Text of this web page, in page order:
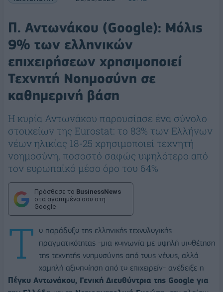
Π. Αντωνάκου (Google): Μόλις
9% των ελληνικών
επιχειρήσεων χρησιμοποιεί
Τεχνητή Νοημοσύνη σε
καθημερινή βάση
Η κυρία Αντωνάκου παρουσίασε ένα σύνολο
στοιχείων της Eurostat: το 83% των Ελλήνων
νέων ηλικίας 18-25 χρησιμοποιεί τεχνητή
νοημοσύνη, ποσοστό σαφώς υψηλότερο από
τον ευρωπαϊκό μέσο όρο του 64%
Πρόσθεσε το BusinessNews
στα αγαπημένα σου στη
Google
Τ
ο παράδοξο της ελληνικής τεχνολογικής
πραγματικότητας -μια κοινωνία με υψηλή υιοθέτηση
της τεχνητής νοημοσύνης από τους νέους, αλλά
χαμηλή αξιοποίηση από το επιχειρείν- ανέδειξε η
Πέγκυ Αντωνάκου, Γενική Διευθύντρια της Google για